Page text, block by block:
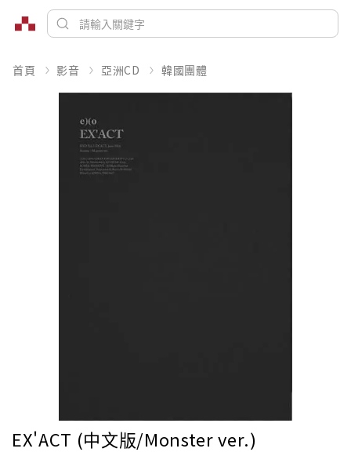
首頁 影音 亞洲CD 韓國團體
EX'ACT (中文版/Monster ver.)